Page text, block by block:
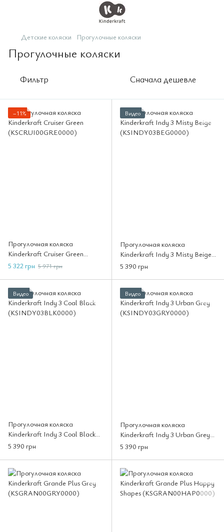
Детские коляски Прогулочные коляски
Прогулочные коляски
Фильтр Сначала дешевле
−11%
Прогулочная коляска
Kinderkraft Cruiser Green
(KSCRUI00GRE0000)
5 322 грн 5 971 грн
Видео
Прогулочная коляска
Kinderkraft Indy 3 Misty Beige
(KSINDY03BEG0000)
5 390 грн
Видео
Прогулочная коляска
Kinderkraft Indy 3 Coal Black
(KSINDY03BLK0000)
5 390 грн
Видео
Прогулочная коляска
Kinderkraft Indy 3 Urban Grey
(KSINDY03GRY0000)
5 390 грн